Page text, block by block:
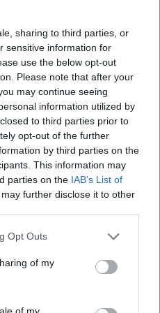
sharing to third parties, or
sensitive information for
use the below opt-out
Please note that after your
may continue seeing
information utilized by
to third parties prior to
opt-out of the further
by third parties on the
This information may
parties on the IAB’s List of
further disclose it to other
Opt Outs
of my
of my
das Verhältnis von Körper,
Der Menschenfeind
soziale Taktung, Don Juan
Norm. Tartuffe verdichtet
In all dem erhebt Molière
Lachen als
Warum Molière
seiner Stücke belegt ihre
betonen Versmaß
Lesarten nutzen Pop-
Einspielungen. Ob
Spielräume für
und